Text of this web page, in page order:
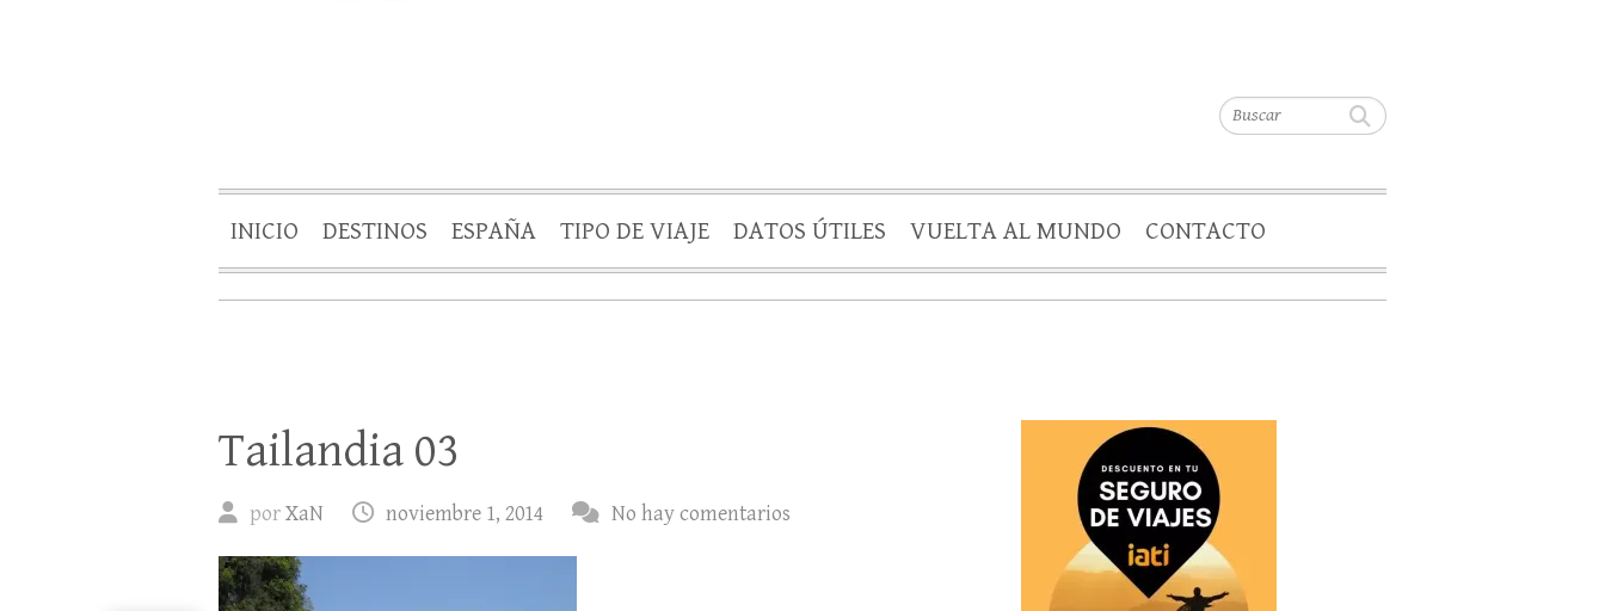
Buscar
INICIO DESTINOS ESPAÑA TIPO DE VIAJE DATOS ÚTILES VUELTA AL MUNDO CONTACTO
Tailandia 03
porXaN noviembre 1, 2014 No hay comentarios